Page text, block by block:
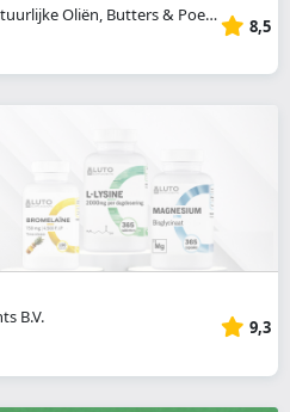
BeriVita.com - Natuurlijke Oliën, Butters & Poeders
8,5
B.V.
9,3